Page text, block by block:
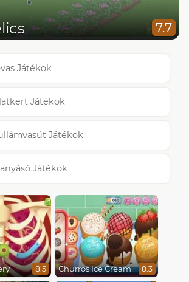
7.7
Játékok
Játékok
Játékok
Játékok
8.5 Churros Ice Cream 8.3